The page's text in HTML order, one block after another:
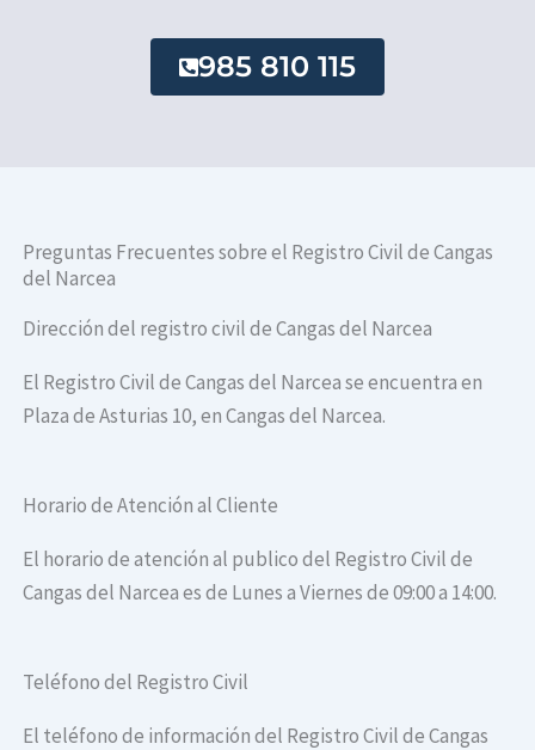
985 810 115
Preguntas Frecuentes sobre el Registro Civil de Cangas
del Narcea​
Dirección del registro civil de Cangas del Narcea​
El Registro Civil de Cangas del Narcea se encuentra en
Plaza de Asturias 10, en Cangas del Narcea​.
Horario de Atención al Cliente
El horario de atención al publico del Registro Civil de
Cangas del Narcea​ es de Lunes a Viernes de 09:00 a 14:00.
Teléfono del Registro Civil
El teléfono de información del Registro Civil de Cangas